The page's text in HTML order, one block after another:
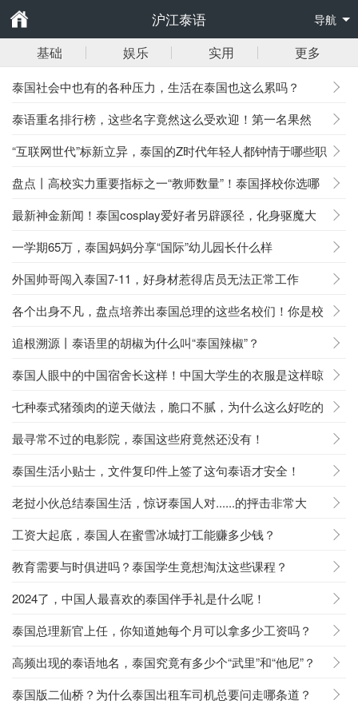
沪江泰语 导航
基础 娱乐 实用 更多
泰国社会中也有的各种压力，生活在泰国也这么累吗？
泰语重名排行榜，这些名字竟然这么受欢迎！第一名果然
是......
“互联网世代”标新立异，泰国的Z时代年轻人都钟情于哪些职
业？
盘点丨高校实力重要指标之一“教师数量”！泰国择校你选哪
所？
最新神金新闻！泰国cosplay爱好者另辟蹊径，化身驱魔大
师！
一学期65万，泰国妈妈分享“国际”幼儿园长什么样
外国帅哥闯入泰国7-11，好身材惹得店员无法正常工作
各个出身不凡，盘点培养出泰国总理的这些名校们！你是校
友吗？
追根溯源丨泰语里的胡椒为什么叫“泰国辣椒”？
泰国人眼中的中国宿舍长这样！中国大学生的衣服是这样晾
的！
七种泰式猪颈肉的逆天做法，脆口不腻，为什么这么好吃的
原因找到啦！
最寻常不过的电影院，泰国这些府竟然还没有！
泰国生活小贴士，文件复印件上签了这句泰语才安全！
老挝小伙总结泰国生活，惊讶泰国人对......的抨击非常大
胆！
工资大起底，泰国人在蜜雪冰城打工能赚多少钱？
教育需要与时俱进吗？泰国学生竟想淘汰这些课程？
2024了，中国人最喜欢的泰国伴手礼是什么呢！
泰国总理新官上任，你知道她每个月可以拿多少工资吗？
高频出现的泰语地名，泰国究竟有多少个“武里”和“他尼”？
泰国版二仙桥？为什么泰国出租车司机总要问走哪条道？